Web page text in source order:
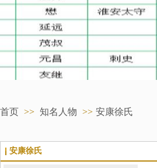
首页 >> 知名人物 >> 安康徐氏
安康徐氏